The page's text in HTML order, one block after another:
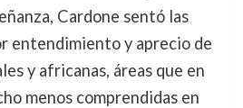
Cardone sentó las
entendimiento y aprecio de
y africanas, áreas que en
menos comprendidas en